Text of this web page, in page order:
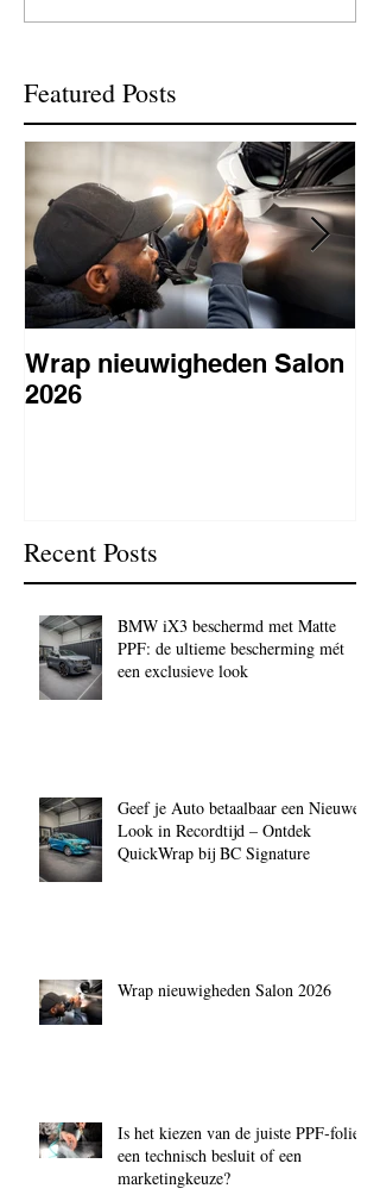
Featured Posts
Wrap nieuwigheden Salon
2026
Recent Posts
BMW iX3 beschermd met Matte
PPF: de ultieme bescherming mét
een exclusieve look
Geef je Auto betaalbaar een Nieuwe
Look in Recordtijd – Ontdek
QuickWrap bij BC Signature
Wrap nieuwigheden Salon 2026
Is het kiezen van de juiste PPF‑folie
een technisch besluit of een
marketingkeuze?